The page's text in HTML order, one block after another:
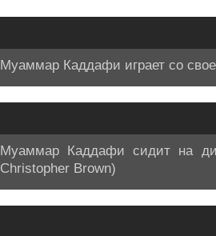
Муаммар Каддафи играет со
Муаммар Каддафи сидит на
Christopher Brown)